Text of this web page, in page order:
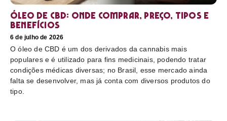
Óleo de CBD: Onde comprar, preço, tipos e
benefícios
6 de julho de 2026
O óleo de CBD é um dos derivados da cannabis mais
populares e é utilizado para fins medicinais, podendo tratar
condições médicas diversas; no Brasil, esse mercado ainda
falta se desenvolver, mas já conta com diversos produtos do
tipo.